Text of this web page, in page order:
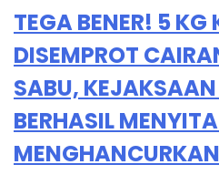
TEGA BENER! 5 KG
DISEMPROT
SABU, KEJAKSAAN
BERHASIL